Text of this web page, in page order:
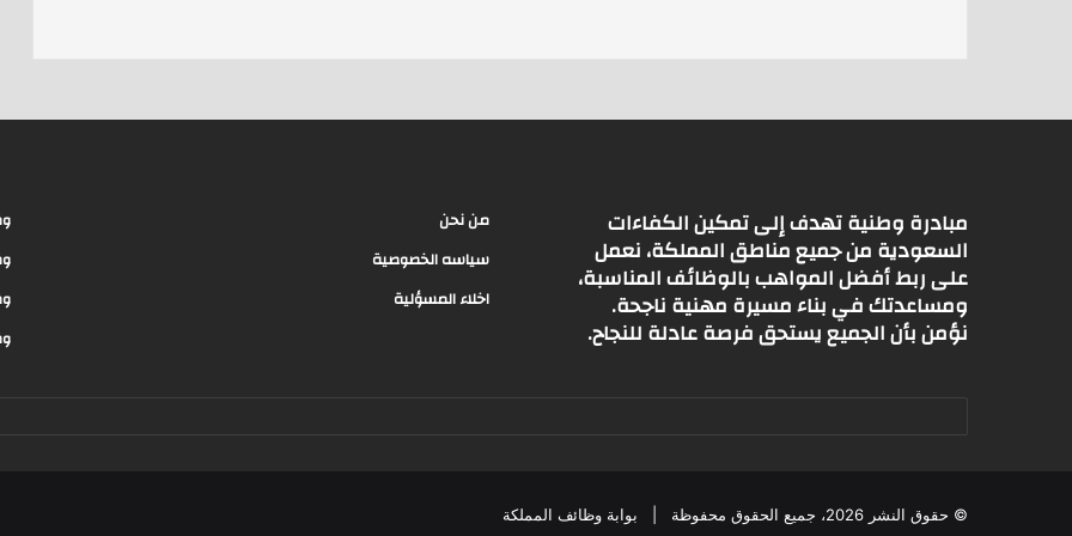
مبادرة وطنية تهدف إلى تمكين الكفاءات
السعودية من جميع مناطق المملكة، نعمل
على ربط أفضل المواهب بالوظائف المناسبة،
ومساعدتك في بناء مسيرة مهنية ناجحة.
نؤمن بأن الجميع يستحق فرصة عادلة للنجاح.
من نحن
سياسه الخصوصية
اخلاء المسؤلية
© حقوق النشر 2026، جميع الحقوق محفوظة | بوابة وظائف المملكة